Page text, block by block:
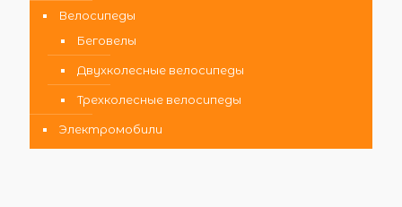
Велосипеды
Беговелы
Двухколесные велосипеды
Трехколесные велосипеды
Электромобили